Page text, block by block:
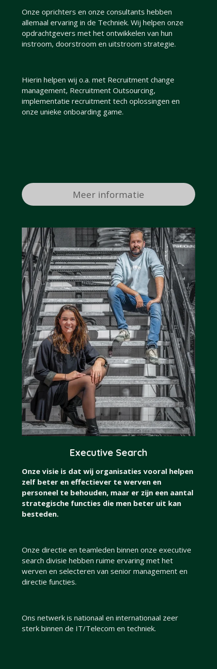
Onze oprichters en onze consultants hebben
allemaal ervaring in de Techniek. Wij helpen onze
opdrachtgevers met het ontwikkelen van hun
instroom, doorstroom en uitstroom strategie.
Hierin helpen wij o.a. met Recruitment change
management, Recruitment Outsourcing,
implementatie recruitment tech oplossingen en
onze unieke onboarding game.
Meer informatie
Executive Search
Onze visie is dat wij organisaties vooral helpen
zelf beter en effectiever te werven en
personeel te behouden, maar er zijn een aantal
strategische functies die men beter uit kan
besteden.
Onze directie en teamleden binnen onze executive
search divisie hebben ruime ervaring met het
werven en selecteren van senior management en
directie functies.
Ons netwerk is nationaal en internationaal zeer
sterk binnen de IT/Telecom en techniek.